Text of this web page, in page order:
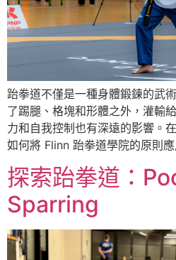
跆拳道不僅是一種身體鍛鍊的武
了踢腿、格塊和形體之外，灌輸
力和自我控制也有深遠的影響。
如何將 Flinn 跆拳道學院的原則
探索跆拳道：
Sparring